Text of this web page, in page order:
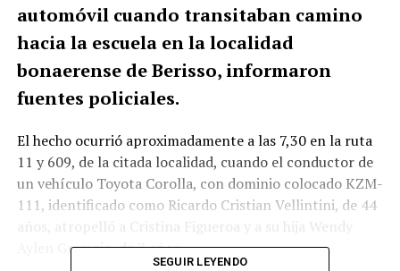
automóvil cuando transitaban camino
hacia la escuela en la localidad
bonaerense de Berisso, informaron
fuentes policiales.
El hecho ocurrió aproximadamente a las 7,30 en la ruta
11 y 609, de la citada localidad, cuando el conductor de
un vehículo Toyota Corolla, con dominio colocado KZM-
111, identificado como Ricardo Cristian Vellintini, de 44
años, atropelló a Cristina Figueroa y a su hija Wendy
Aylen Gramajo, de 7 años.
SEGUIR LEYENDO